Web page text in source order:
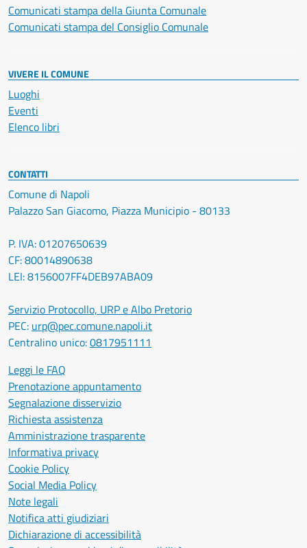
Comunicati stampa della Giunta Comunale
Comunicati stampa del Consiglio Comunale
VIVERE IL COMUNE
Luoghi
Eventi
Elenco libri
CONTATTI
Comune di Napoli
Palazzo San Giacomo, Piazza Municipio - 80133
P. IVA: 01207650639
CF: 80014890638
LEI: 8156007FF4DEB97ABA09
Servizio Protocollo, URP e Albo Pretorio
PEC: urp@pec.comune.napoli.it
Centralino unico:0817951111
Leggi le FAQ
Prenotazione appuntamento
Segnalazione disservizio
Richiesta assistenza
Amministrazione trasparente
Informativa privacy
Cookie Policy
Social Media Policy
Note legali
Notifica atti giudiziari
Dichiarazione di accessibilità